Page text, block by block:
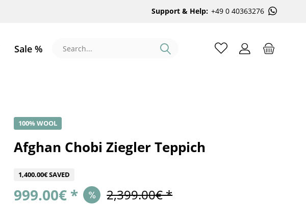
Support & Help: +49 0 40363276
Sale %
100% WOOL
Afghan Chobi Ziegler Teppich
1,400.00€ SAVED
999.00€ * 2,399.00€ *